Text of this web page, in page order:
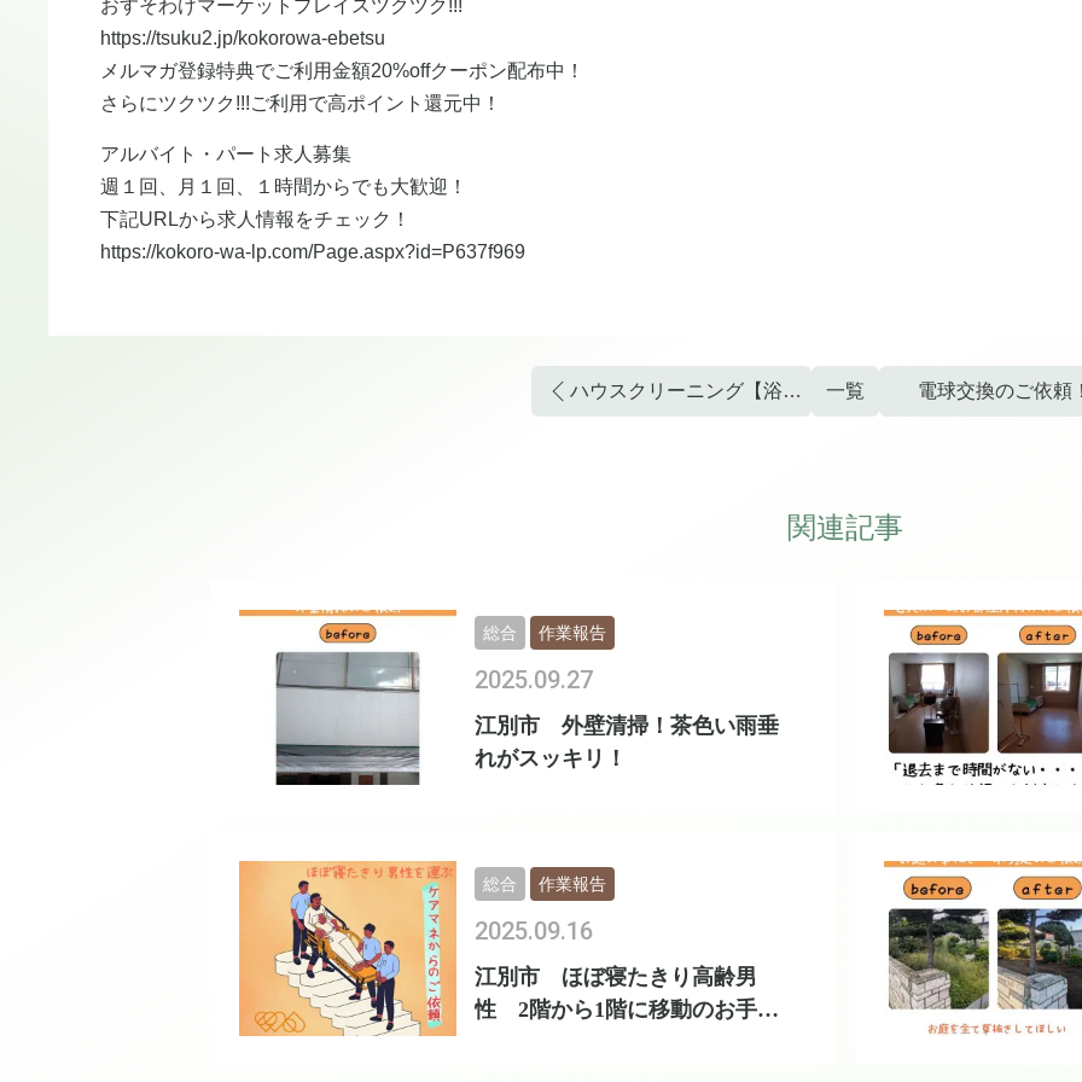
おすそわけマーケットプレイスツクツク!!!
https://tsuku2.jp/kokorowa-ebetsu
メルマガ登録特典でご利用金額20%offクーポン配布中！
さらにツクツク!!!ご利用で高ポイント還元中！
アルバイト・パート求人募集
週１回、月１回、１時間からでも大歓迎！
下記URLから求人情報をチェック！
https://kokoro-wa-lp.com/Page.aspx?id=P637f969
ハウスクリーニング【浴室クリーニング】のご依頼！ 一覧 電球交換のご依頼
関連記事
江別市 外壁清掃！茶色い雨垂
れがスッキリ！
2025.09.27
総合 作業報告
江別市 ほぼ寝たきり高齢男
性 2階から1階に移動のお手伝
2025.09.16
総合 作業報告